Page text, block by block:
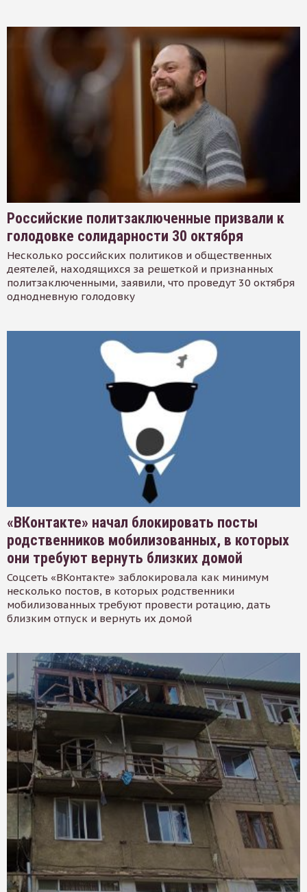
Российские политзаключенные призвали к
голодовке солидарности 30 октября
Несколько российских политиков и общественных
деятелей, находящихся за решеткой и признанных
политзаключенными, заявили, что проведут 30 октября
однодневную голодовку
«ВКонтакте» начал блокировать посты
родственников мобилизованных, в которых
они требуют вернуть близких домой
Соцсеть «ВКонтакте» заблокировала как минимум
несколько постов, в которых родственники
мобилизованных требуют провести ротацию, дать
близким отпуск и вернуть их домой